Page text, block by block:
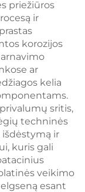
priežiūros
ir
korozijos
ar
kelia
sritis,
techninės
ir
kuris gali
veikimo
esant